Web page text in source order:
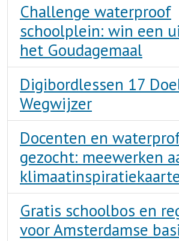
Challenge waterproof
schoolplein: win een
het Goudagemaal
Digibordlessen 17
Wegwijzer
Docenten en
gezocht: meewerken
Gratis schoolbos en
voor Amsterdamse